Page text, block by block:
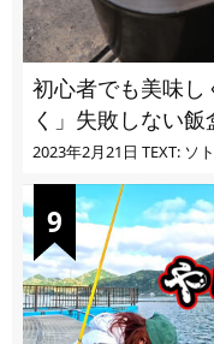
初心者でも美味
く」失敗しない
2023年2月21日 TEXT: ソ